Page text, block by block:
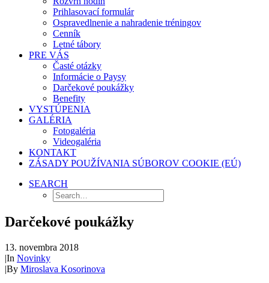
Prihlasovací formulár
Ospravedlnenie a nahradenie tréningov
Cenník
Letné tábory
PRE VÁS
Časté otázky
Informácie o Paysy
Darčekové poukážky
Benefity
VYSTÚPENIA
GALÉRIA
Fotogaléria
Videogaléria
KONTAKT
ZÁSADY POUŽÍVANIA SÚBOROV COOKIE (EÚ)
SEARCH
Darčekové poukážky
13. novembra 2018
|In Novinky
|By Miroslava Kosorinova